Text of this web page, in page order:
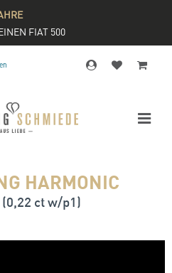
FIAT 500
HARMONIC
ct w/p1)